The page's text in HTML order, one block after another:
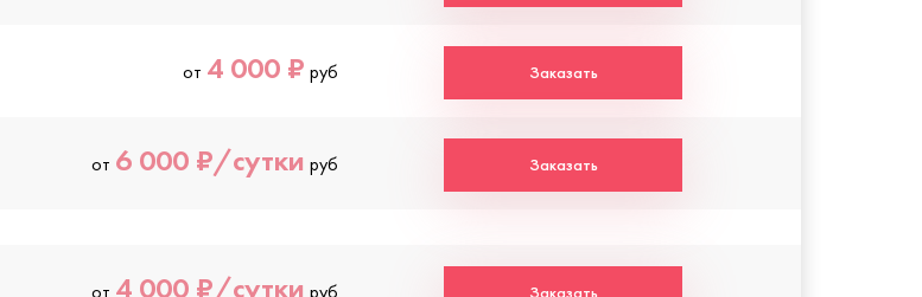
от 4 000 ₽ руб Заказать
от 6 000 ₽/сутки руб Заказать
от 4 000 ₽/сутки руб Заказать